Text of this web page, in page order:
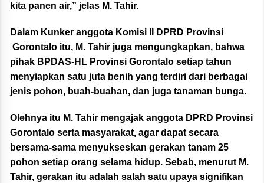
kita panen air,” jelas M. Tahir.
Dalam Kunker anggota Komisi II DPRD Provinsi
Gorontalo itu, M. Tahir juga mengungkapkan, bahwa
pihak BPDAS-HL Provinsi Gorontalo setiap tahun
menyiapkan satu juta benih yang terdiri dari berbagai
jenis pohon, buah-buahan, dan juga tanaman bunga.
Olehnya itu M. Tahir mengajak anggota DPRD Provinsi
Gorontalo serta masyarakat, agar dapat secara
bersama-sama menyukseskan gerakan tanam 25
pohon setiap orang selama hidup. Sebab, menurut M.
Tahir, gerakan itu adalah salah satu upaya signifikan